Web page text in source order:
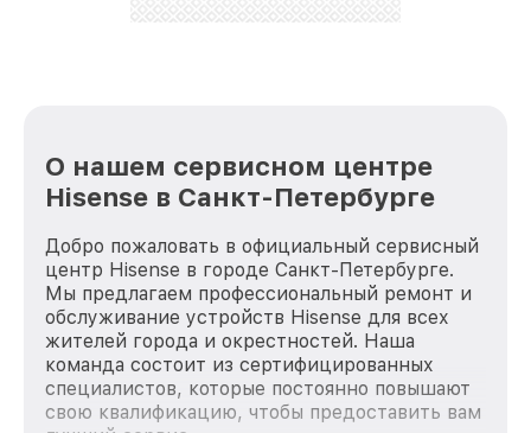
О нашем сервисном центре
Hisense в Санкт-Петербурге
Добро пожаловать в официальный сервисный
центр Hisense в городе Санкт-Петербурге.
Мы предлагаем профессиональный ремонт и
обслуживание устройств Hisense для всех
жителей города и окрестностей. Наша
команда состоит из сертифицированных
специалистов, которые постоянно повышают
свою квалификацию, чтобы предоставить вам